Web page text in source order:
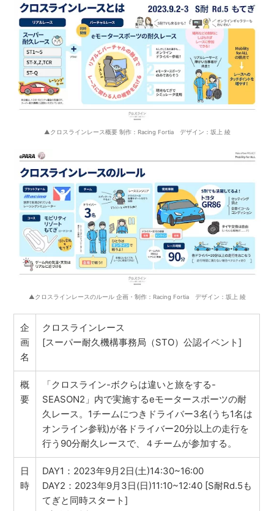
▲クロスラインレース概要 制作：Racing Fortia デザイン：坂上 綾
▲クロスラインレースのルール 企画・制作：Racing Fortia デザイン：坂上 綾
企
画
名
クロスラインレース
[スーパー耐久機構事務局（STO）公認イベント]
概
要
「クロスライン-ボクらは違いと旅をする-
SEASON2」内で実施するeモータースポーツの耐
久レース。1チームにつきドライバー3名(うち1名は
オンライン参戦)が各ドライバー20分以上の走行を
行う90分耐久レースで、４チームが参加する。
日
時
DAY1：2023年9月2日(土)14:30~16:00
DAY2：2023年9月3日(日)11:10~12:40 [S耐Rd.5も
てぎと同時スタート]